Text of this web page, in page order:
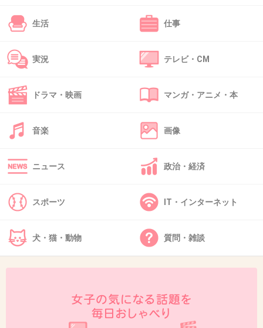
みんな嫌ってるからあれだけど…
私はゆりやん好きだよ！
42. 匿名 2018/12/01(土) 12:43:17
+1
>>39
毎回自分のトピで自分を必死に擁護してるみたいだけど、
気持ち悪いことをちゃんと自覚しなよ。テレビで汚物をさ
生活 仕事
実況 テレビ・CM
ドラマ・映画 マンガ・アニメ・本
音楽 画像
ニュース 政治・経済
スポーツ IT・インターネット
犬・猫・動物 質問・雑談